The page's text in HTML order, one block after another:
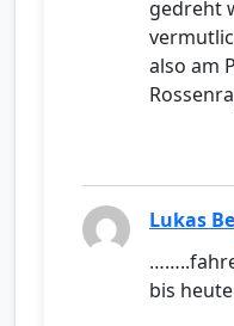
gedreht
also am
Lukas
bis heute